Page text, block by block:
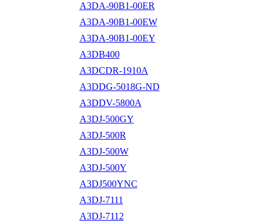
A3DA-90B1-00ER
A3DA-90B1-00EW
A3DA-90B1-00EY
A3DB400
A3DCDR-1910A
A3DDG-5018G-ND
A3DDV-5800A
A3DJ-500GY
A3DJ-500R
A3DJ-500W
A3DJ-500Y
A3DJ500YNC
A3DJ-7111
A3DJ-7112